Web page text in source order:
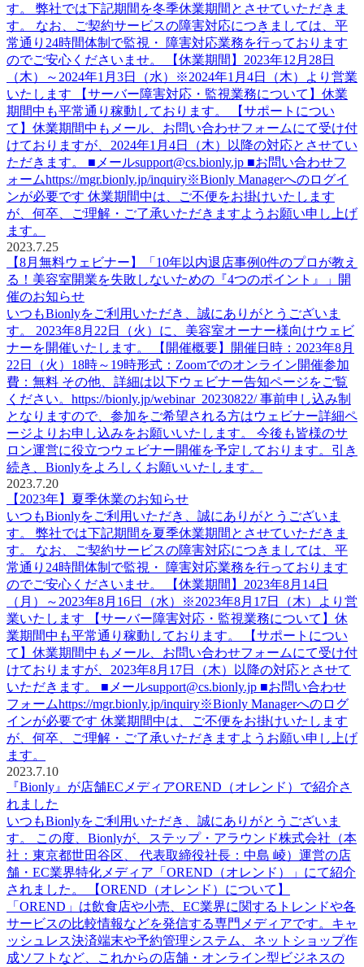
す。 弊社では下記期間を冬季休業期間とさせていただきま
す。 なお、ご契約サービスの障害対応につきましては、平
常通り24時間体制で監視・ 障害対応業務を行っております
のでご安心くださいませ。 【休業期間】2023年12月28日
（木）～2024年1月3日（水）※2024年1月4日（木）より営業
いたします 【サーバー障害対応・監視業務について】休業
期間中も平常通り稼動しております。 【サポートについ
て】休業期間中もメール、お問い合わせフォームにて受け付
けておりますが、2024年1月4日（木）以降の対応とさせてい
ただきます。 ■メールsupport@cs.bionly.jp ■お問い合わせフ
ォームhttps://mgr.bionly.jp/inquiry※Bionly Managerへのログイ
ンが必要です 休業期間中は、ご不便をお掛けいたします
が、何卒、ご理解・ご了承いただきますようお願い申し上げ
ます。
2023.7.25
【8月無料ウェビナー】「10年以内退店事例0件のプロが教え
る！美容室開業を失敗しないための『4つのポイント』」開
催のお知らせ
いつもBionlyをご利用いただき、誠にありがとうございま
す。 2023年8月22日（火）に、美容室オーナー様向けウェビ
ナーを開催いたします。 【開催概要】開催日時：2023年8月
22日（火）18時～19時形式：Zoomでのオンライン開催参加
費：無料 その他、詳細は以下ウェビナー告知ページをご覧
ください。https://bionly.jp/webinar_20230822/ 事前申し込み制
となりますので、参加をご希望される方はウェビナー詳細ペ
ージよりお申し込みをお願いいたします。 今後も皆様のサ
ロン運営に役立つウェビナー開催を予定しております。引き
続き、Bionlyをよろしくお願いいたします。
2023.7.20
【2023年】夏季休業のお知らせ
いつもBionlyをご利用いただき、誠にありがとうございま
す。 弊社では下記期間を夏季休業期間とさせていただきま
す。 なお、ご契約サービスの障害対応につきましては、平
常通り24時間体制で監視・ 障害対応業務を行っております
のでご安心くださいませ。 【休業期間】2023年8月14日
（月）～2023年8月16日（水）※2023年8月17日（木）より営
業いたします 【サーバー障害対応・監視業務について】休
業期間中も平常通り稼動しております。 【サポートについ
て】休業期間中もメール、お問い合わせフォームにて受け付
けておりますが、2023年8月17日（木）以降の対応とさせて
いただきます。 ■メールsupport@cs.bionly.jp ■お問い合わせ
フォームhttps://mgr.bionly.jp/inquiry※Bionly Managerへのログ
インが必要です 休業期間中は、ご不便をお掛けいたします
が、何卒、ご理解・ご了承いただきますようお願い申し上げ
ます。
2023.7.10
『Bionly』が店舗ECメディアOREND（オレンド）で紹介さ
れました
いつもBionlyをご利用いただき、誠にありがとうございま
す。 この度、Bionlyが、ステップ・アラウンド株式会社（本
社：東京都世田谷区、 代表取締役社長：中島 崚）運営の店
舗・EC業界特化メディア「OREND（オレンド）」にて紹介
されました。 【OREND（オレンド）について】
「OREND」は飲食店や小売、EC業界に関するトレンドや各
サービスの比較情報などを発信する専門メディアです。キャ
ッシュレス決済端末や予約管理システム、ネットショップ作
成ソフトなど、これからの店舗・オンライン型ビジネスの